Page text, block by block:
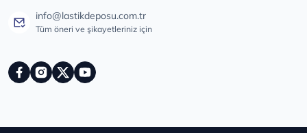
info@lastikdeposu.com.tr
Tüm öneri ve şikayetleriniz için